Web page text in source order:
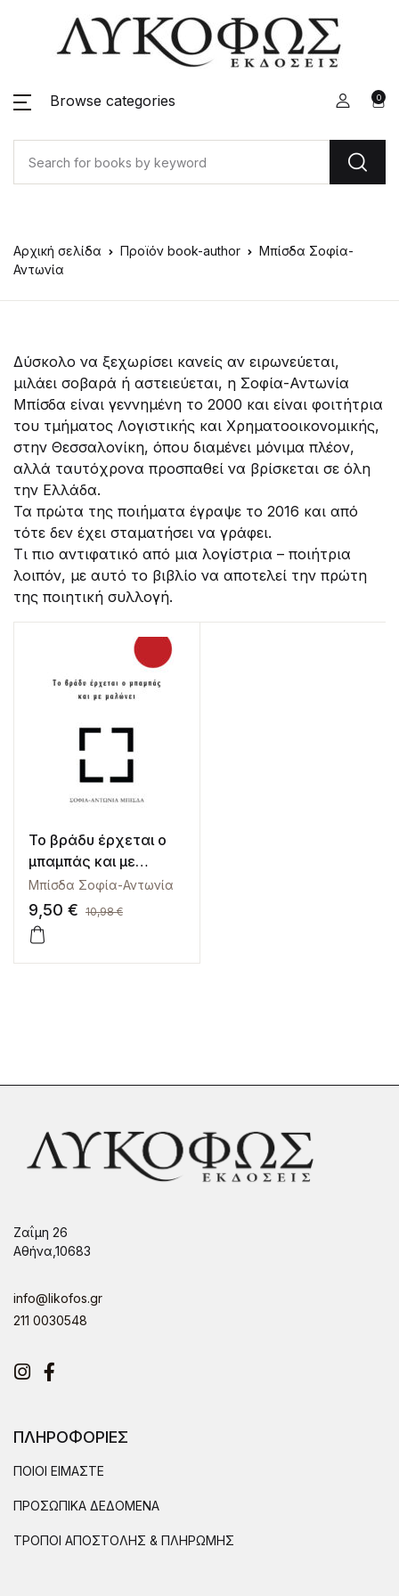
Browse categories 0
Αρχική σελίδα Προϊόν book-author
Μπίσδα Σοφία-
Αντωνία
Δύσκολο να ξεχωρίσει κανείς αν ειρωνεύεται,
μιλάει σοβαρά ή αστειεύεται, η Σοφία-Αντωνία
Μπίσδα είναι γεννημένη το 2000 και είναι φοιτήτρια
του τμήματος Λογιστικής και Χρηματοοικονομικής,
στην Θεσσαλονίκη, όπου διαμένει μόνιμα πλέον,
αλλά ταυτόχρονα προσπαθεί να βρίσκεται σε όλη
την Ελλάδα.
Τα πρώτα της ποιήματα έγραψε το 2016 και από
τότε δεν έχει σταματήσει να γράφει.
Τι πιο αντιφατικό από μια λογίστρια – ποιήτρια
λοιπόν, με αυτό το βιβλίο να αποτελεί την πρώτη
της ποιητική συλλογή.
Το βράδυ έρχεται ο
μπαμπάς και με
μαλώνει
Μπίσδα Σοφία-Αντωνία
9,50 € 10,98€
Ζαΐμη 26
Αθήνα,10683
info@likofos.gr
211 0030548
Instagram
Facebook
ΠΛΗΡΟΦΟΡΙΕΣ
ΠΟΙΟΙ ΕΙΜΑΣΤΕ
ΠΡΟΣΩΠΙΚΑ ΔΕΔΟΜΕΝΑ
ΤΡΟΠΟΙ ΑΠΟΣΤΟΛΗΣ & ΠΛΗΡΩΜΗΣ